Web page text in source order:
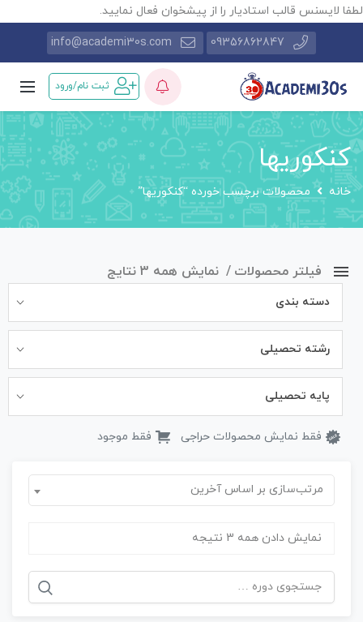
لطفا لایسنس قالب استادیار را از پیشخوان فعال نمایید.
09356862847
info@academi30s.com
ثبت نام/ورود
کنکوریها
خانه محصولات برچسب خورده “کنکوریها”
فیلتر محصولات نمایش همه 3 نتایج
دسته بندی
رشته تحصیلی
پایه تحصیلی
فقط نمایش محصولات حراجی فقط موجود
مرتب‌سازی بر اساس آخرین
نمایش دادن همه 3 نتیجه
جستجو
برای: